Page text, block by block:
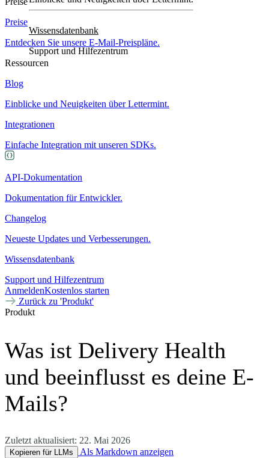
Wissensdatenbank
Support und Hilfezentrum
Preise
Entdecken Sie unsere E-Mail-Preispläne.
Ressourcen
Blog
Einblicke und Neuigkeiten über Lettermint.
Integrationen
Einfache Integration mit unseren SDKs.
API-Dokumentation
Dokumentation für Entwickler.
Changelog
Neueste Updates und Verbesserungen.
Wissensdatenbank
Support und Hilfezentrum
AnmeldenKostenlos starten
Zurück zu 'Produkt'
Produkt
Was ist Delivery Health
und beeinflusst es deine E-
Mails?
Zuletzt aktualisiert: 22. Mai 2026
Kopieren für LLMs Als Markdown anzeigen